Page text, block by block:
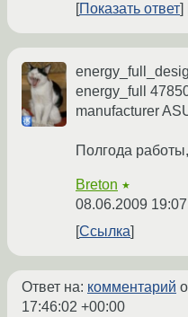
Показать ответ
energy_full
manufacturer
Полгода
Breton ★
08.06.2009
Ссылка
Ответ на: комментарий
17:46:02 +00:00